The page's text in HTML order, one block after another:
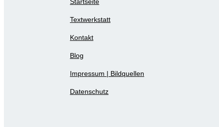
Textwerkstatt
Kontakt
Blog
Impressum | Bildquellen
Datenschutz